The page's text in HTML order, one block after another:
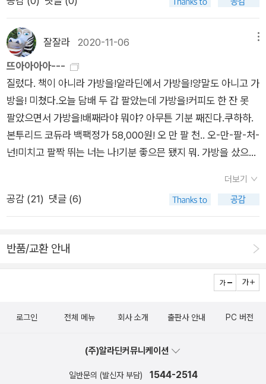
게서는 평을 못 들음. <고양이 해결사 깜냥> 2권. 1권을 빌려봤
는데 재밌다고 해서 구매. 인기있는 시리즈다.<팥빙수의 전설>
둘째가 사 달라 해서 삼. 역시 그림 귀엽고 재밌다. <최재천의 동
물대탐험> 4권. 이 시리즈 참 재밌네. 첫째가 좋아해서 4권까지
다 모았다. 읽은 책: 5권 <여전히 미쳐 있는> 이건 사실 12월 여
성주의 도서였는데 1월 초에 끝내서.. 헤헤 <문과 남자의 과학 공
부> 읽고 리뷰를 썼다. 이후 과학책을 읽겠다 선언! <그날 밤의
거짓말> 구간 소설 읽기! 산지 오래되어 노릿노릿. 나름 재미있
내가 가진 건 이런 표지가 아닌데 이 표지밖에 검색이 안 된다. 이
책 재미있게 읽고, 지식인마을 시리즈에 관심이 생겨 담아두었다.
부분들이 있음에도 5별을 준 이유는 특히 마지막 상처받은 아이
들을 위한 장을 많은 사람들이 읽어 보았으면 하는 바람에서. 리
뷰가 잔뜩 밀림.. 백자평이라도 그때그때 써야하는데.. ㅠㅠ 이렇
1, 소설 1, 원서읽기)를 해냈습니다. 원서읽기는 <Story of the
같았으나 퀴즈대회 여파로 절반밖에 못 읽었지만.. 2월에는 원서
읽기에 집중하고 나머지는 얇은 책으로 골라 읽어야겠네요 ㅎ 어
잘잘라 2020-11-06
뜨아아아아---
질렀다. 책이 아니라 가방을!알라딘에서 가방을!양말도 아니고 가
방을! 미쳤다.오늘 담배 두 갑 팔았는데 가방을!커피도 한 잔 못
팔았으면서 가방을!배째라야 뭐야? 아무튼 기분 째진다.쿠하하.
본투리드 코듀라 백팩정가 58,000원! 오 만 팔 천.. 오-만-팔-처-
넌!미치고 팔짝 뛰는 너는 나!기분 좋으믄 됐지 뭐. 가방을 샀으니
뭐 하나 걸리는 게 없다.나에게 족하다.나로서 족하다.그걸로 됐
다.무얼 더 바라리. 뭐를 마이 멕여야지 뭐. 뭐를 마이,오늘은 코
코아를 마이 멕여야겠다.쓸쓸한 겨울 날씨다.
더보기
공감 (21) 댓글 (6)
반품/교환 안내
로그인 전체 메뉴 회사 소개 출판사 안내 PC 버전
(주)알라딘커뮤니케이션
일반문의 (발신자 부담) 1544-2514